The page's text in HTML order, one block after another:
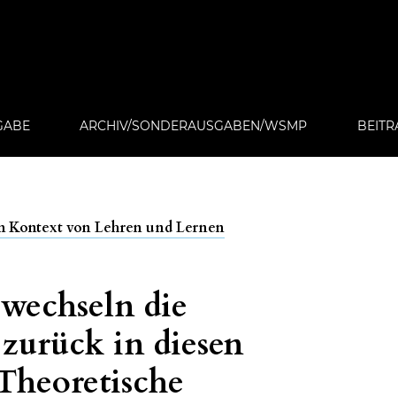
ARCHIV/SONDERAUSGABEN/WSMP
Kontext von Lehren und Lernen
die
in diesen